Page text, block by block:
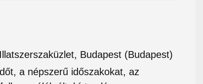
Budapest (Budapest)
a népszerű időszakokat, az